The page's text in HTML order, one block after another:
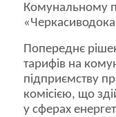
Комунальному
Попереднє
тарифів на
підприємству
комісією, що
у сферах